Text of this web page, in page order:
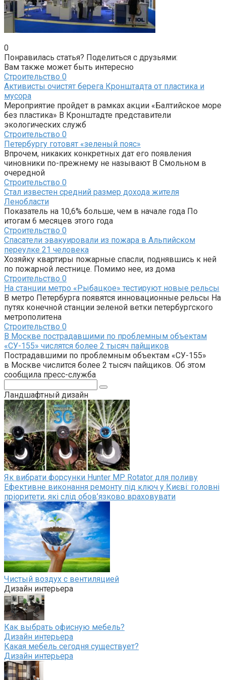
0
Понравилась статья? Поделиться с друзьями:
Вам также может быть интересно
Строительство 0
Активисты очистят берега Кронштадта от пластика и
мусора
Мероприятие пройдет в рамках акции «Балтийское море
без пластика» В Кронштадте представители
экологических служб
Строительство 0
Петербургу готовят «зеленый пояс»
Впрочем, никаких конкретных дат его появления
чиновники по-прежнему не называют В Смольном в
очередной
Строительство 0
Стал известен средний размер дохода жителя
Ленобласти
Показатель на 10,6% больше, чем в начале года По
итогам 6 месяцев этого года
Строительство 0
Спасатели эвакуировали из пожара в Альпийском
переулке 21 человека
Хозяйку квартиры пожарные спасли, поднявшись к ней
по пожарной лестнице. Помимо нее, из дома
Строительство 0
На станции метро «Рыбацкое» тестируют новые рельсы
В метро Петербурга появятся инновационные рельсы На
путях конечной станции зеленой ветки петербургского
метрополитена
Строительство 0
В Москве пострадавшими по проблемным объектам
«СУ-155» числятся более 2 тысяч пайщиков
Пострадавшими по проблемным объектам «СУ-155»
в Москве числится более 2 тысяч пайщиков. Об этом
сообщила пресс-служба
Ландшафтный дизайн
Як вибрати форсунки Hunter MP Rotator для поливу
Ефективне виконання ремонту під ключ у Києві: головні
пріоритети, які слід обов’язково враховувати
Чистый воздух с вентиляцией
Дизайн интерьера
Как выбрать офисную мебель?
Дизайн интерьера
Какая мебель сегодня существует?
Дизайн интерьера